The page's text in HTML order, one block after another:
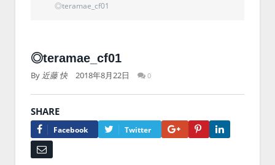
◎teramae_cf01
◎teramae_cf01
By 近藤 快 2018年8月22日 0
SHARE
Facebook Twitter Google+Pinterest